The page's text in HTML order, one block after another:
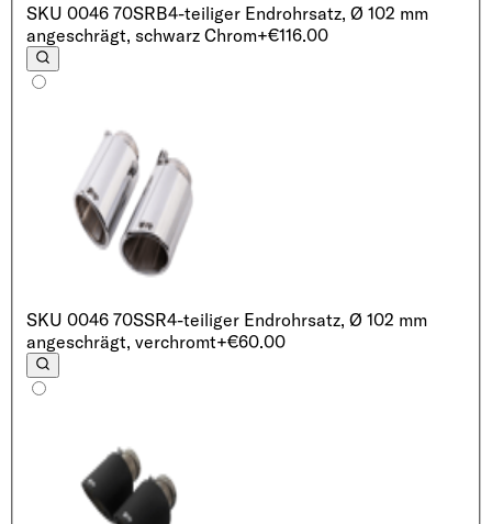
SKU 0046 70SRB4-teiliger Endrohrsatz, Ø 102 mm
angeschrägt, schwarz Chrom+€116.00
SKU 0046 70SSR4-teiliger Endrohrsatz, Ø 102 mm
angeschrägt, verchromt+€60.00